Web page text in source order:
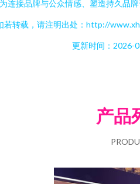
连接品牌与公众情感、塑造持久品牌
若转载，请注明出处：http://
更新时间：2026-
产品